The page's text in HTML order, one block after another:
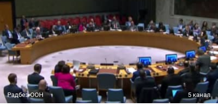
Радбез ООН 5 канал